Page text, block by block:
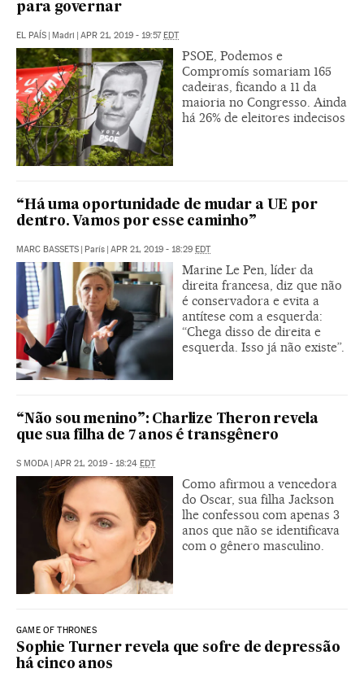
para governar
EL PAÍS Madri APR 21, 2019 - 19:57 EDT
PSOE, Podemos e
Compromís somariam 165
cadeiras, ficando a 11 da
maioria no Congresso. Ainda
há 26% de eleitores indecisos
“Há uma oportunidade de mudar a UE por
dentro. Vamos por esse caminho”
MARC BASSETS París APR 21, 2019 - 18:29 EDT
Marine Le Pen, líder da
direita francesa, diz que não
é conservadora e evita a
antítese com a esquerda:
“Chega disso de direita e
esquerda. Isso já não existe”.
“Não sou menino”: Charlize Theron revela
que sua filha de 7 anos é transgênero
S MODA APR 21, 2019 - 18:24 EDT
Como afirmou a vencedora
do Oscar, sua filha Jackson
lhe confessou com apenas 3
anos que não se identificava
com o gênero masculino.
GAME OF THRONES
Sophie Turner revela que sofre de depressão
há cinco anos